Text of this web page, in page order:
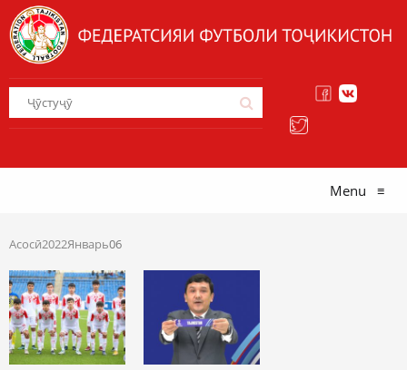
Menu ≡
Асосӣ2022Январь06